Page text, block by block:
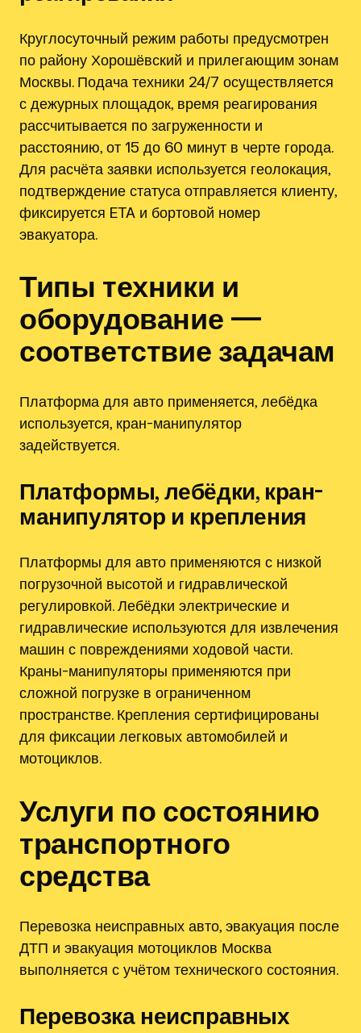
Круглосуточный режим работы предусмотрен
по району Хорошёвский и прилегающим зонам
Москвы. Подача техники 24/7 осуществляется
с дежурных площадок, время реагирования
рассчитывается по загруженности и
расстоянию, от 15 до 60 минут в черте города.
Для расчёта заявки используется геолокация,
подтверждение статуса отправляется клиенту,
фиксируется ETA и бортовой номер
эвакуатора.
Типы техники и
оборудование —
соответствие задачам
Платформа для авто применяется, лебёдка
используется, кран-манипулятор
задействуется.
Платформы, лебёдки, кран-
манипулятор и крепления
Платформы для авто применяются с низкой
погрузочной высотой и гидравлической
регулировкой. Лебёдки электрические и
гидравлические используются для извлечения
машин с повреждениями ходовой части.
Краны-манипуляторы применяются при
сложной погрузке в ограниченном
пространстве. Крепления сертифицированы
для фиксации легковых автомобилей и
мотоциклов.
Услуги по состоянию
транспортного
средства
Перевозка неисправных авто, эвакуация после
ДТП и эвакуация мотоциклов Москва
выполняется с учётом технического состояния.
Перевозка неисправных